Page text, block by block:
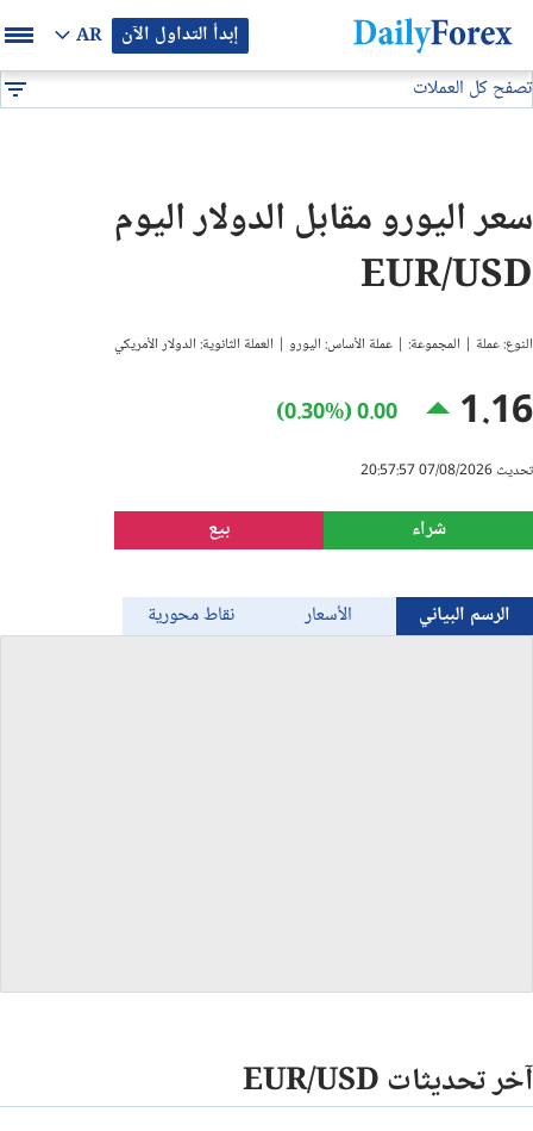
إبدأ التداول الآن AR
بيان إعلاني
تصفح كل العملات
GBP/USD
USD/JPY
USD/CAD
USD/CHF
Bitcoin/USD
سعر اليورو مقابل الدولار اليوم
EUR/USD
النوع: عملة | المجموعة: | عملة الأساس: اليورو | العملة الثانوية: الدولار الأمريكي
1.16
0.00 (0.30%)
شراء بيع
تحديث 07/08/2026 20:57:57
الرسم البياني الأسعار نقاط محورية
آخر تحديثات EUR/USD